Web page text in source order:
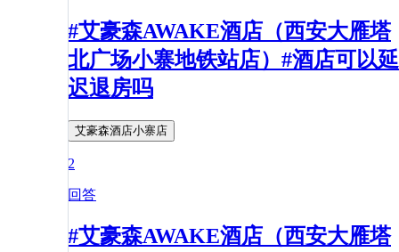
#艾豪森AWAKE酒店（西安大雁塔
北广场小寨地铁站店）#酒店可以延
迟退房吗
艾豪森酒店小寨店
2
回答
#艾豪森AWAKE酒店（西安大雁塔